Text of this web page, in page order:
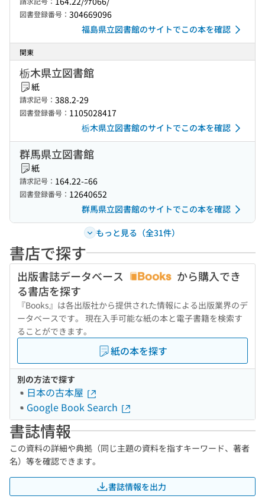
図書登録番号： 304669096
福島県立図書館のサイトでこの本を確認
関東
栃木県立図書館
紙
請求記号： 388.2-29
図書登録番号： 1105028417
栃木県立図書館のサイトでこの本を確認
群馬県立図書館
紙
請求記号： 164.22-ﾆ66
図書登録番号： 12640652
群馬県立図書館のサイトでこの本を確認
もっと見る（全31件）
書店で探す
出版書誌データベース
から購入でき
る書店を探す
『Books』は各出版社から提供された情報による出版業界のデ
ータベースです。 現在入手可能な紙の本と電子書籍を検索す
ることができます。
紙の本を探す
別の方法で探す
日本の古本屋
Google Book Search
書誌情報
この資料の詳細や典拠（同じ主題の資料を指すキーワード、著者
名）等を確認できます。
書誌情報を出力